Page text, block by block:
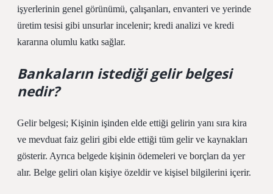
işyerlerinin genel görünümü, çalışanları, envanteri ve yerinde
üretim tesisi gibi unsurlar incelenir; kredi analizi ve kredi
kararına olumlu katkı sağlar.
Bankaların istediği gelir belgesi
nedir?
Gelir belgesi; Kişinin işinden elde ettiği gelirin yanı sıra kira
ve mevduat faiz geliri gibi elde ettiği tüm gelir ve kaynakları
gösterir. Ayrıca belgede kişinin ödemeleri ve borçları da yer
alır. Belge geliri olan kişiye özeldir ve kişisel bilgilerini içerir.